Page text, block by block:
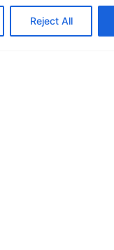
Reject All